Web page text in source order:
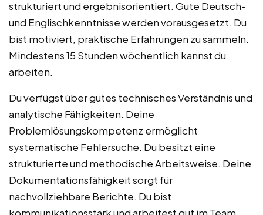
strukturiert und ergebnisorientiert. Gute Deutsch-
und Englischkenntnisse werden vorausgesetzt. Du
bist motiviert, praktische Erfahrungen zu sammeln.
Mindestens 15 Stunden wöchentlich kannst du
arbeiten.
Du verfügst über gutes technisches Verständnis und
analytische Fähigkeiten. Deine
Problemlösungskompetenz ermöglicht
systematische Fehlersuche. Du besitzt eine
strukturierte und methodische Arbeitsweise. Deine
Dokumentationsfähigkeit sorgt für
nachvollziehbare Berichte. Du bist